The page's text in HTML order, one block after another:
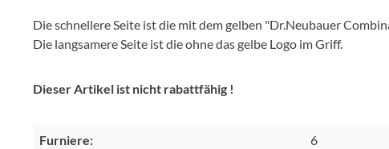
Die schnellere Seite ist die mit dem gelben "Dr.Neubauer
Die langsamere Seite ist die ohne das gelbe Logo im Griff.
Dieser Artikel ist nicht rabattfähig !
Furniere: 6